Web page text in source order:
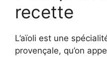
recette
L’aïoli est une
provençale, qu’on